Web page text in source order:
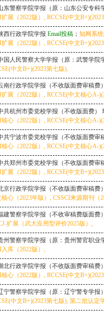
东警察学院学报（原：山东公安专
展（2022版）, RCCSE(中文
西行政学院学报 Email投稿 ； 知网系
展（2022版）, RCCSE(中文
国人民警察大学学报（原：武警学
中文B+)(2023第七版),
南行政学院学报（不收版面费审稿
展（2022版）, RCCSE(中文核心A-
共杭州市委党校学报（不收版面费）
心（2022版）, RCCSE(中文核心A-
共宁波市委党校学报（不收版面费
心（2022版）, RCCSE(中文核心A-
共郑州市委党校学报（不收版面费
展（2022版）, RCCSE(中文
京行政学院学报（不收版面费审稿
心（2023年版）, CSSCI来源期刊（
建警察学院学报（不收审稿费版面
扩展（武大应用型评价2025版）,
州警察学院学报（原：贵州警官职
库（2022版）,
北行政学院学报（不收版面费审稿
心（2022版）, RCCSE(中文
宁警察学院学报（原：辽宁警专学
中文B+)(2023第七版), 第二批认定